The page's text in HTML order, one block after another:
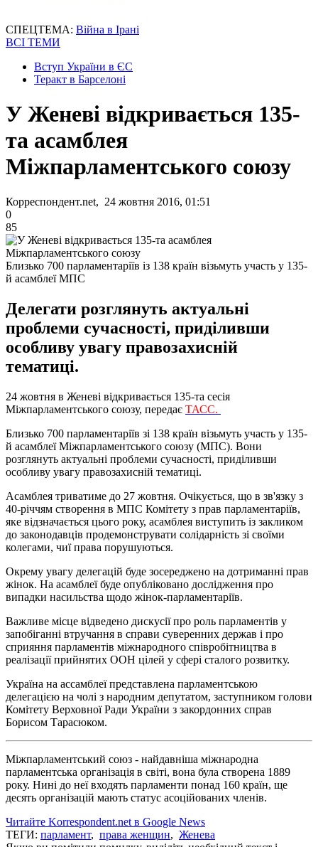
СПЕЦТЕМА: Війна в Ірані
ВСІ ТЕМИ
Вступ України в ЄС
Теракт в Барселоні
У Женеві відкривається 135-
та асамблея
Міжпарламентського союзу
Корреспондент.net, 24 жовтня 2016, 01:51
0
85
Близько 700 парламентаріїв із 138 країн візьмуть участь у 135-
й асамблеї МПС
Делегати розглянуть актуальні
проблеми сучасності, приділивши
особливу увагу правозахисній
тематиці.
24 жовтня в Женеві відкривається 135-та сесія
Міжпарламентського союзу, передає ТАСС.
Близько 700 парламентаріїв зі 138 країн візьмуть участь у 135-
й асамблеї Міжпарламентського союзу (МПС). Вони
розглянуть актуальні проблеми сучасності, приділивши
особливу увагу правозахисній тематиці.
Асамблея триватиме до 27 жовтня. Очікується, що в зв'язку з
40-річчям створення в МПС Комітету з прав парламентаріїв,
яке відзначається цього року, асамблея виступить із закликом
до законодавців продемонструвати солідарність зі своїми
колегами, чиї права порушуються.
Окрему увагу делегацій буде зосереджено на дотриманні прав
жінок. На асамблеї буде опубліковано дослідження про
випадки насильства щодо жінок-парламентаріїв.
Важливе місце відведено дискусії про роль парламентів у
запобіганні втручання в справи суверенних держав і про
сприяння парламентів міжнародного співробітництва в
реалізації прийнятих ООН цілей у сфері сталого розвитку.
Україна на ассамблеї представлена парламентською
делегацією на чолі з народним депутатом, заступником голови
Комітету Верховної Ради України з закордонних справ
Борисом Тарасюком.
Міжпарламентський союз - найдавніша міжнародна
парламентська організація в світі, вона була створена 1889
року. Нині до неї входять парламенти понад 160 країн, ще
десять організацій мають статус асоційованих членів.
Читайте Korrespondent.net в Google News
ТЕГИ: парламент, права женщин, Женева